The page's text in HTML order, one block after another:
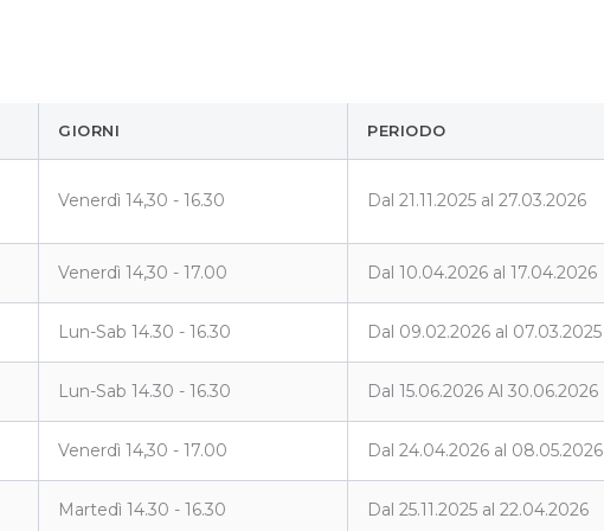
GIORNI PERIODO
Venerdì 14,30 - 16.30 Dal 21.11.2025 al 27.03.2026
Venerdì 14,30 - 17.00 Dal 10.04.2026 al 17.04.2026
Lun-Sab 14.30 - 16.30 Dal 09.02.2026 al 07.03.2025
Lun-Sab 14.30 - 16.30 Dal 15.06.2026 Al 30.06.2026
Venerdì 14,30 - 17.00 Dal 24.04.2026 al 08.05.2026
Martedì 14.30 - 16.30 Dal 25.11.2025 al 22.04.2026